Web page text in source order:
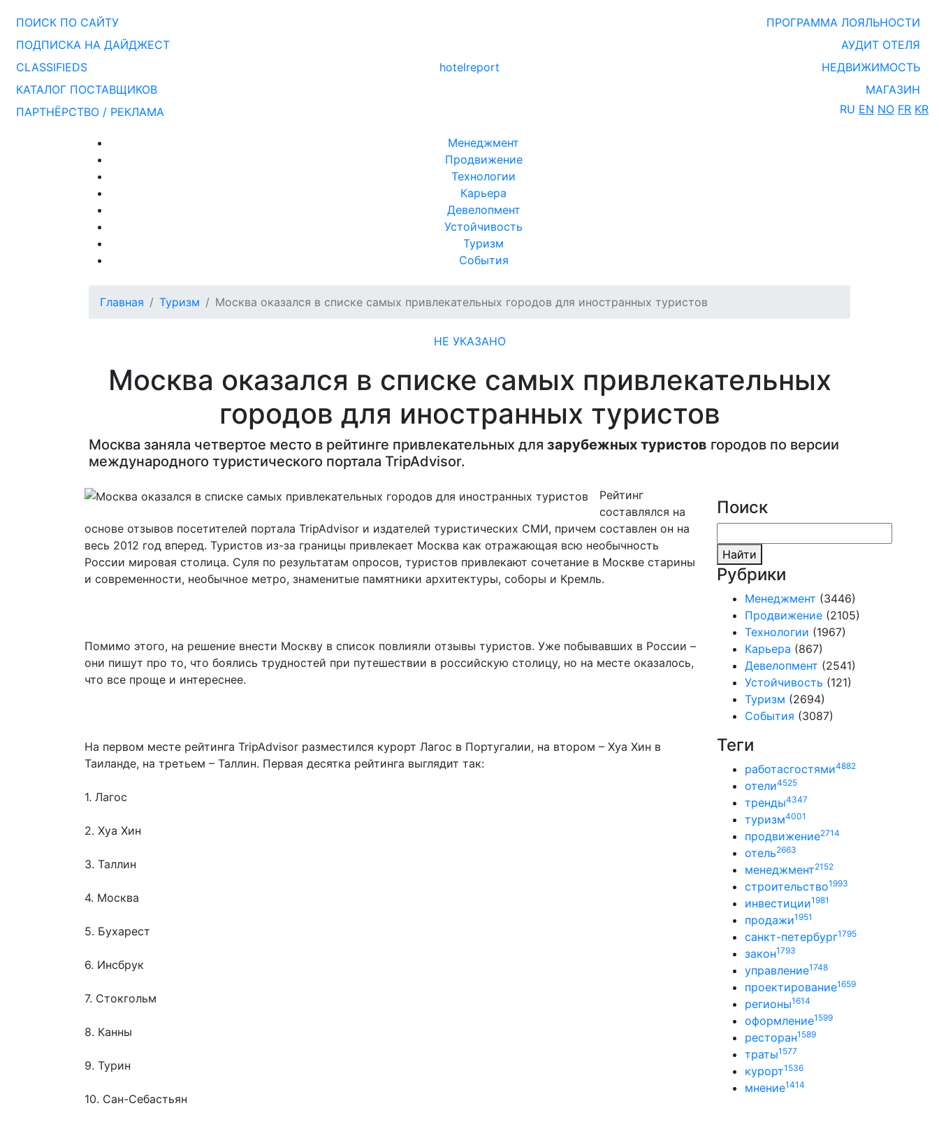
hotelreport
ПОИСК ПО САЙТУ
ПОДПИСКА НА ДАЙДЖЕСТ
CLASSIFIEDS
КАТАЛОГ ПОСТАВЩИКОВ
ПАРТНЁРСТВО / РЕКЛАМА
ПРОГРАММА ЛОЯЛЬНОСТИ
АУДИТ ОТЕЛЯ
НЕДВИЖИМОСТЬ
МАГАЗИН
RU EN NO FR KR
Менеджмент
Продвижение
Технологии
Карьера
Девелопмент
Устойчивость
Туризм
События
Главная Туризм Москва оказался в списке самых привлекательных городов для иностранных туристов
НЕ УКАЗАНО
Москва оказался в списке самых привлекательных
городов для иностранных туристов
Москва заняла четвертое место в рейтинге привлекательных для зарубежных туристов городов по версии
международного туристического портала TripAdvisor.
Рейтинг
составлялся на
основе отзывов посетителей портала TripAdvisor и издателей туристических СМИ, причем составлен он на
весь 2012 год вперед. Туристов из-за границы привлекает Москва как отражающая всю необычность
России мировая столица. Суля по результатам опросов, туристов привлекают сочетание в Москве старины
и современности, необычное метро, знаменитые памятники архитектуры, соборы и Кремль.
Помимо этого, на решение внести Москву в список повлияли отзывы туристов. Уже побывавших в России –
они пишут про то, что боялись трудностей при путешествии в российскую столицу, но на месте оказалось,
что все проще и интереснее.
На первом месте рейтинга TripAdvisor разместился курорт Лагос в Португалии, на втором – Хуа Хин в
Таиланде, на третьем – Таллин. Первая десятка рейтинга выглядит так:
1. Лагос
2. Хуа Хин
3. Таллин
4. Москва
5. Бухарест
6. Инсбрук
7. Стокгольм
8. Канны
9. Турин
10. Сан-Себастьян
Поиск
Найти
Рубрики
Менеджмент (3446)
Продвижение (2105)
Технологии (1967)
Карьера (867)
Девелопмент (2541)
Устойчивость (121)
Туризм (2694)
События (3087)
Теги
работасгостями4882
отели4525
тренды4347
туризм4001
продвижение2714
отель2663
менеджмент2152
строительство1993
инвестиции1981
продажи1951
санкт-петербург1795
закон1793
управление1748
проектирование1659
регионы1614
оформление1599
ресторан1589
траты1577
курорт1536
мнение1414